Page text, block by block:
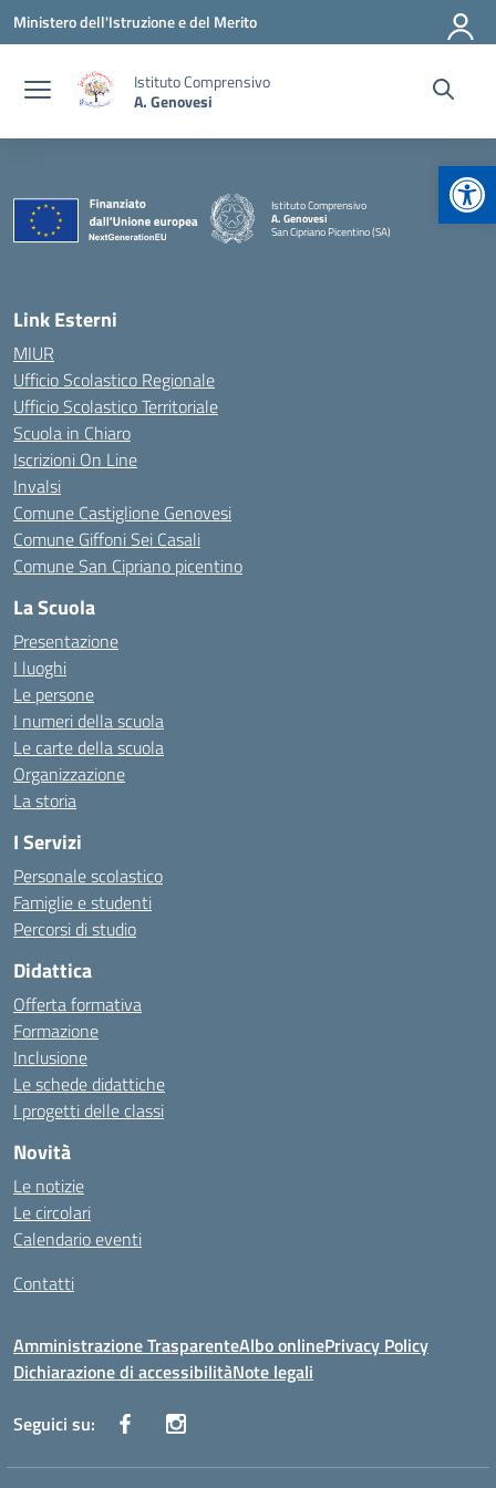
Vai ai contenuti
Vai al menu di navigazione
Vai al footer
Ministero dell'Istruzione e del Merito
Istituto Comprensivo
A. Genovesi
Istituto Comprensivo
A. Genovesi
San Cipriano Picentino (SA)
— Visita la pagina iniziale della scuola
Link Esterni
MIUR
Ufficio Scolastico Regionale
Ufficio Scolastico Territoriale
Scuola in Chiaro
Iscrizioni On Line
Invalsi
Comune Castiglione Genovesi
Comune Giffoni Sei Casali
Comune San Cipriano picentino
La Scuola
Presentazione
I luoghi
Le persone
I numeri della scuola
Le carte della scuola
Organizzazione
La storia
I Servizi
Personale scolastico
Famiglie e studenti
Percorsi di studio
Didattica
Offerta formativa
Formazione
Inclusione
Le schede didattiche
I progetti delle classi
Novità
Le notizie
Le circolari
Calendario eventi
Contatti
Amministrazione TrasparenteAlbo onlinePrivacy Policy
Dichiarazione di accessibilitàNote legali
Seguici su: